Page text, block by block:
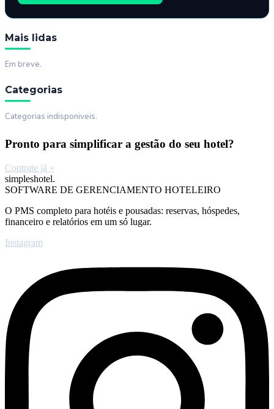
Mais lidas
Em breve.
Categorias
Categorias indisponiveis.
Pronto para simplificar a gestão do seu hotel?
Contrate já »
simpleshotel.
SOFTWARE DE GERENCIAMENTO HOTELEIRO
O PMS completo para hotéis e pousadas: reservas, hóspedes,
financeiro e relatórios em um só lugar.
Instagram